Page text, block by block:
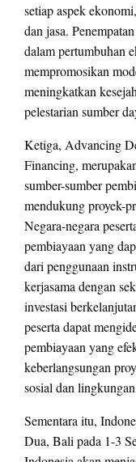
setiap aspek
dan jasa.
dalam pertumbuhan
mempromosikan
meningkatkan
pelestarian sumber
Ketiga, Advancing
Financing,
sumber-sumber
mendukung proyek-
Negara-negara
pembiayaan yang
dari penggunaan
kerjasama dengan
investasi
peserta dapat
pembiayaan yang
keberlangsungan
sosial dan
Sementara itu,
Dua, Bali pada 1-3